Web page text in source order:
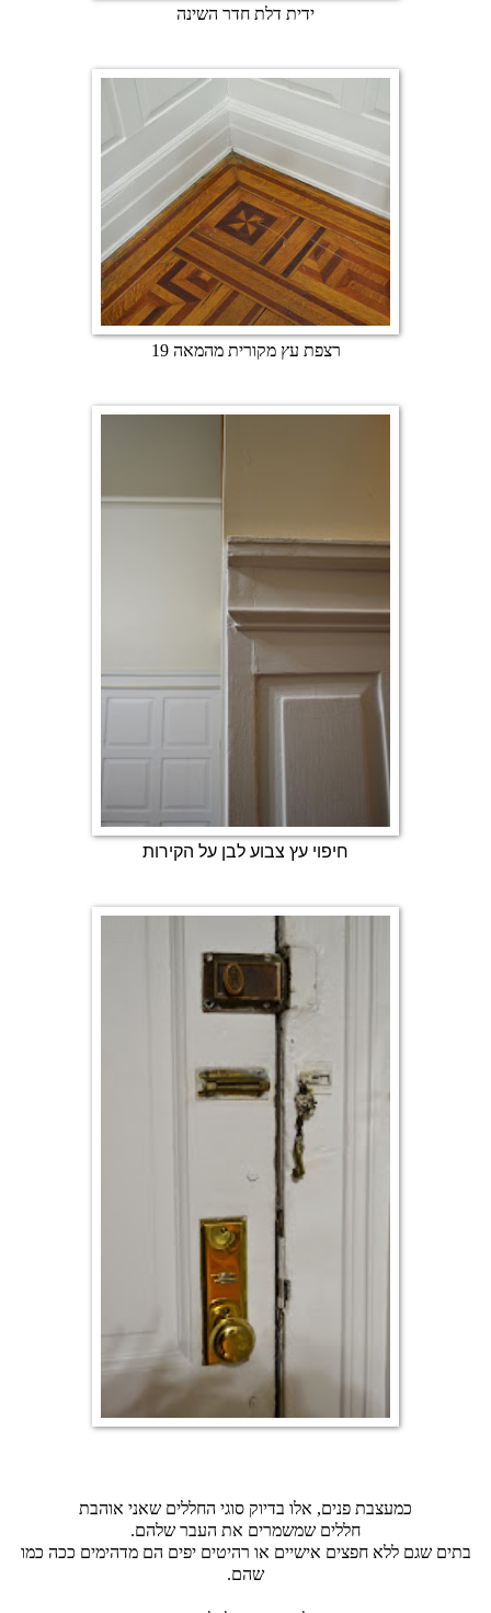
ידית דלת חדר השינה
רצפת עץ מקורית מהמאה 19
חיפוי עץ צבוע לבן על הקירות
כמעצבת פנים, אלו בדיוק סוגי החללים שאני אוהבת
חללים שמשמרים את העבר שלהם.
בתים שגם ללא חפצים אישיים או רהיטים יפים הם מדהימים ככה כמו
שהם.